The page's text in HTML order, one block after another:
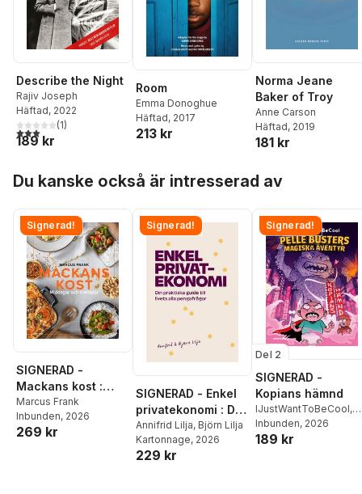
Describe the Night
Rajiv Joseph
Häftad, 2022
3,0utav 5 stjärnor. Totalt antal röster:
(1)
189 kr
Room
Emma Donoghue
Häftad, 2017
213 kr
Norma Jeane
Baker of Troy
Anne Carson
Häftad, 2019
181 kr
Du kanske också är intresserad av
Signerad!
SIGNERAD -
Mackans kost :
Middagar och
matlådor
Marcus Frank
Inbunden, 2026
269 kr
Signerad!
SIGNERAD - Enkel
privatekonomi : Din
praktiska guide till
livets alla
pengafrågor
Annifrid Lilja, Björn Lilja
Kartonnage, 2026
229 kr
Signerad!
Del 2
SIGNERAD -
Kopians hämnd
IJustWantToBeCool,
Joel Adolphson
Ejdemo Beer
Inbunden, 2026
189 kr